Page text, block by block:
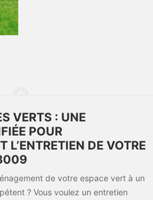
VERTS : UNE
POUR
L’ENTRETIEN DE VOTRE
de votre espace vert à un
? Vous voulez un entretien